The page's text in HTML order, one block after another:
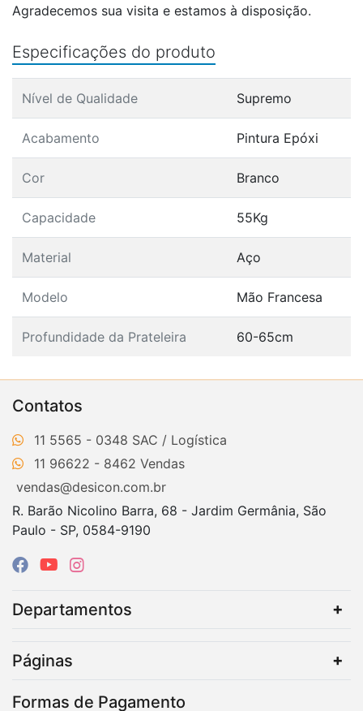
Agradecemos sua visita e estamos à disposição.
Especificações do produto
Nível de Qualidade Supremo
Acabamento Pintura Epóxi
Cor Branco
Capacidade 55Kg
Material Aço
Modelo Mão Francesa
Profundidade da Prateleira 60-65cm
Contatos
11 5565 - 0348
11 96622 - 8462
vendas@desicon.com.br
R. Barão Nicolino Barra, 68 - Jardim Germânia, São
Paulo - SP, 0584-9190
Departamentos
Páginas
Formas de Pagamento